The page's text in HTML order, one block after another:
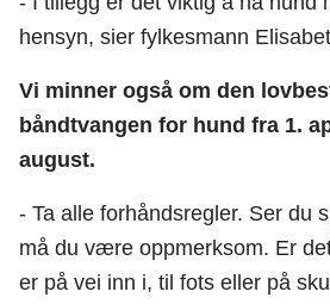
hensyn, sier fylkesmann
Vi minner også om den
båndtvangen for hund fra 1.
august.
- Ta alle forhåndsregler. Ser du
må du være oppmerksom. Er
er på vei inn i, til fots eller på